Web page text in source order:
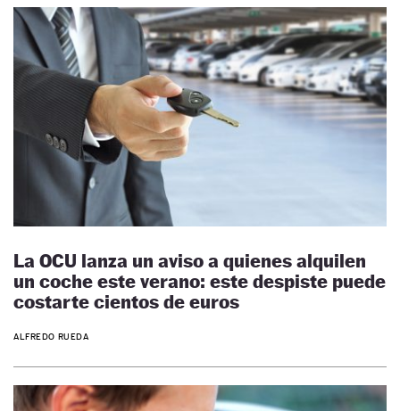
La OCU lanza un aviso a quienes alquilen
un coche este verano: este despiste puede
costarte cientos de euros
ALFREDO RUEDA